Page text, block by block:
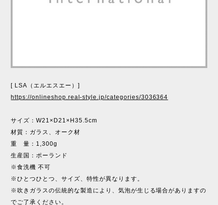
[ LSA（エルエスエー）]
https://onlineshop.real-style.jp/categories/3036364
サイズ：W21×D21×H35.5cm
材質：ガラス、オーク材
重 量：1,300g
生産国：ポーランド
※食洗機 不可
※ひとつひとつ、サイズ、特性が異なります。
※吹きガラスの伝統的な製造により、気泡が生じる場合がありますの
でご了承ください。